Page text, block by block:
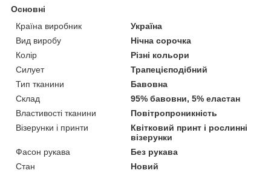
Основні
Країна виробник
Україна
Вид виробу
Нічна сорочка
Колір
Різні кольори
Силует
Трапецієподібний
Тип тканини
Бавовна
Склад
95% бавовни, 5% еластан
Властивості тканини
Повітропроникність
Візерунки і принти
Квітковий принт і рослинні
візерунки
Фасон рукава
Без рукава
Стан
Новий